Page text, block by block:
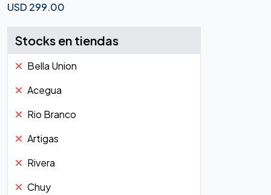
USD 299.00
Stocks en tiendas
Bella Union
Acegua
Rio Branco
Artigas
Rivera
Chuy